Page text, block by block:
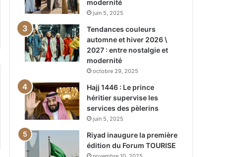
modernité
juin 5, 2025
Tendances couleurs
automne et hiver 2026 \
2027 : entre nostalgie et
modernité
octobre 29, 2025
Hajj 1446 : Le prince
héritier supervise les
services des pèlerins
juin 5, 2025
Riyad inaugure la première
édition du Forum TOURISE